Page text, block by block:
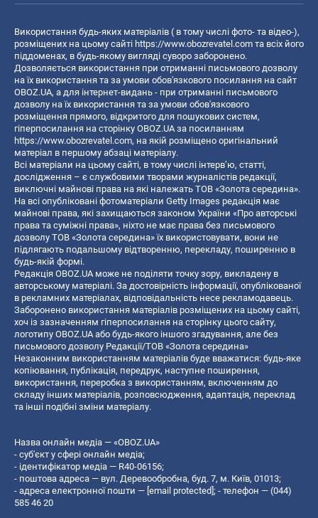
Використання будь-яких матеріалів ( в тому числі фото- та відео-),
розміщених на цьому сайті https://www.obozrevatel.com та всіх його
піддоменах, в будь-якому вигляді суворо заборонено.
Дозволяється використання при отриманні письмового дозволу
на їх використання та за умови обов'язкового посилання на сайт
OBOZ.UA, а для інтернет-видань - при отриманні письмового
дозволу на їх використання та за умови обов'язкового
розміщення прямого, відкритого для пошукових систем,
гіперпосилання на сторінку OBOZ.UA за посиланням
https://www.obozrevatel.com, на якій розміщено оригінальний
матеріал в першому абзаці матеріалу.
Всі матеріали на цьому сайті, в тому числі інтерв’ю, статті,
дослідження – є службовими творами журналістів редакції,
виключні майнові права на які належать ТОВ «Золота середина».
На всі опубліковані фотоматеріали Getty Images редакція має
майнові права, які захищаються законом України «Про авторські
права та суміжні права», ніхто не має права без письмового
дозволу ТОВ «Золота середина» їх використовувати, вони не
підлягають подальшому відтворенню, перекладу, поширенню в
будь-якій формі.
Редакція OBOZ.UA може не поділяти точку зору, викладену в
авторському матеріалі. За достовірність інформації, опублікованої
в рекламних матеріалах, відповідальність несе рекламодавець.
Заборонено використання матеріалів розміщених на цьому сайті,
хоч із зазначенням гіперпосилання на сторінку цього сайту,
логотипу OBOZ.UA або будь-якого іншого згадування, але без
письмового дозволу Редакції/ТОВ «Золота середина»
Незаконним використанням матеріалів буде вважатися: будь-яке
копiювання, публiкацiя, передрук, наступне поширення,
використання, переробка з використанням, включенням до
складу інших матеріалів, розповсюдження, адаптація, переклад
та інші подібні зміни матеріалу.
Назва онлайн медіа — «OBOZ.UA»
- суб'єкт у сфері онлайн медіа;
- ідентифікатор медіа — R40-06156;
- поштова адреса — вул. Деревообробна, буд. 7, м. Київ, 01013;
- адреса електронної пошти — [email protected]; - телефон — (044)
585 46 20